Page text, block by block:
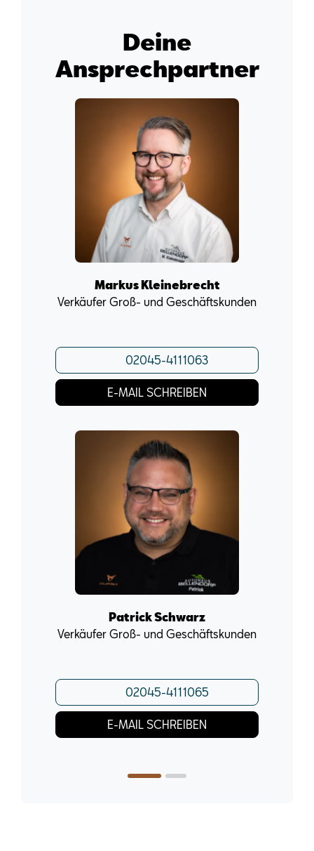
Deine
Ansprechpartner
Markus Kleinebrecht
Verkäufer Groß- und Geschäftskunden
02045-4111063
E-MAIL SCHREIBEN
Patrick Schwarz
Verkäufer Groß- und Geschäftskunden
02045-4111065
E-MAIL SCHREIBEN